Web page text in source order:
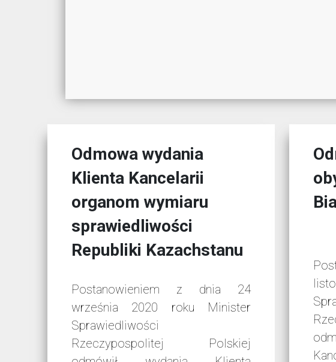
Odmowa wydania
Klienta Kancelarii
organom wymiaru
sprawiedliwości
Republiki Kazachstanu
Postanowieniem z dnia 24
września 2020 roku Minister
Sprawiedliwości
Rzeczypospolitej Polskiej